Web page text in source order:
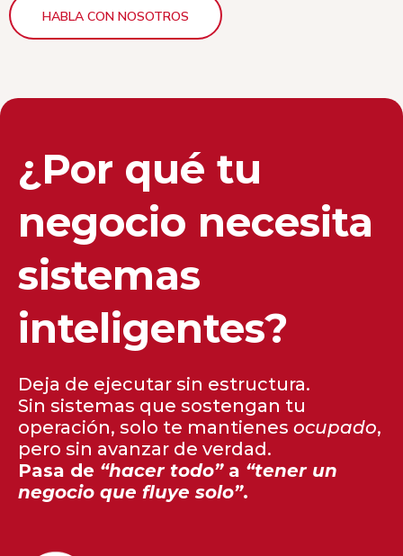
HABLA CON NOSOTROS
¿Por qué tu
negocio necesita
sistemas
inteligentes?
Deja de ejecutar sin estructura.
Sin sistemas que sostengan tu
operación, solo te mantienes ocupado,
pero sin avanzar de verdad.
Pasa de “hacer todo”a “tener un
negocio que fluye solo”.